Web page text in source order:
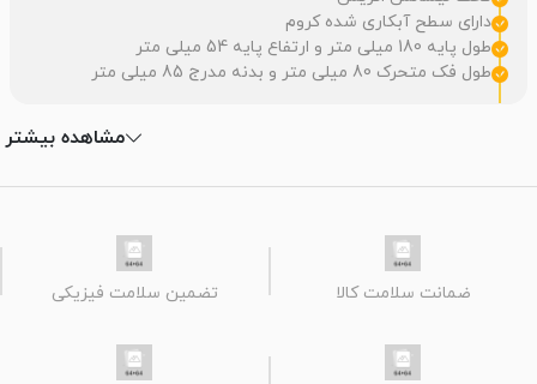
دارای سطح آبکاری شده کروم
طول پایه 180 میلی متر و ارتفاع پایه 54 میلی متر
طول فک متحرک 80 میلی متر و بدنه مدرج 85 میلی متر
مشاهده بیشتر
ضمانت سلامت کالا تضمین سلامت فیزیکی